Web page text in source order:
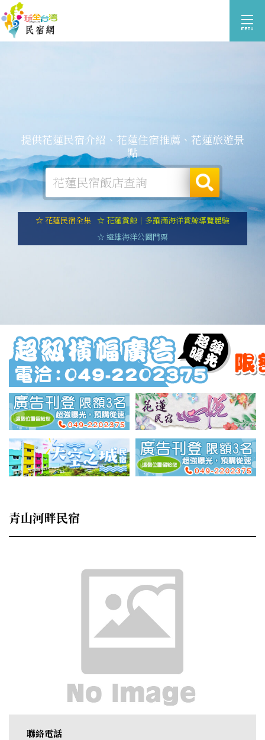
提供花蓮民宿介紹、花蓮住宿推薦、花蓮旅遊景
點
☆ 花蓮民宿全集 ☆ 花蓮賞鯨｜多羅滿海洋賞鯨導覽體驗
☆ 遠雄海洋公園門票
青山河畔民宿
聯絡電話